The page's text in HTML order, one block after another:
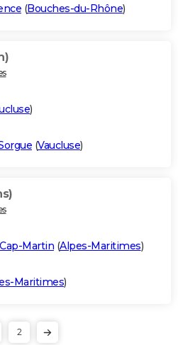
(Bouches-du-Rhône)
)
(Vaucluse)
Martin (Alpes-Maritimes)
Maritimes)
2